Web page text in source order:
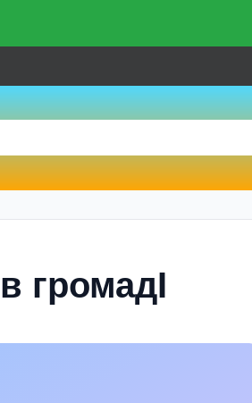
громадI